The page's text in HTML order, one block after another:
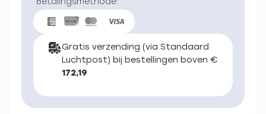
Gratis verzending (via Standaard
Luchtpost) bij bestellingen boven €
172,19